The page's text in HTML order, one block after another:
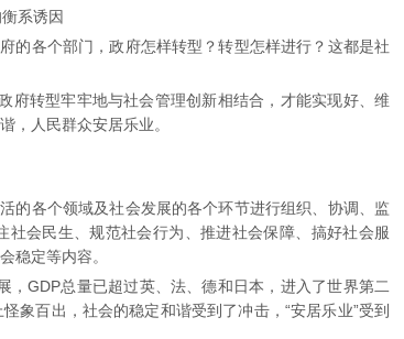
系诱因
各个部门，政府怎样转型？转型怎样进行？这都是社
转型牢牢地与社会管理创新相结合，才能实现好、维
，人民群众安居乐业。
各个领域及社会发展的各个环节进行组织、协调、监
会民生、规范社会行为、推进社会保障、搞好社会服
稳定等内容。
GDP总量已超过英、法、德和日本，进入了世界第二
象百出，社会的稳定和谐受到了冲击，“安居乐业”受到